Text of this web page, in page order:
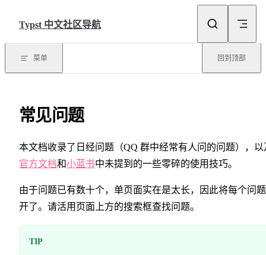
Typst 中文社区导航
菜单 回到顶部
常见问题
本文档收录了日经问题（QQ 群中经常有人问的问题），以
官方文档和小蓝书中未提到的一些零碎的使用技巧。
由于问题已有数十个，单页面实在是太长，因此将每个问
开了。请活用页面上方的搜索框查找问题。
TIP